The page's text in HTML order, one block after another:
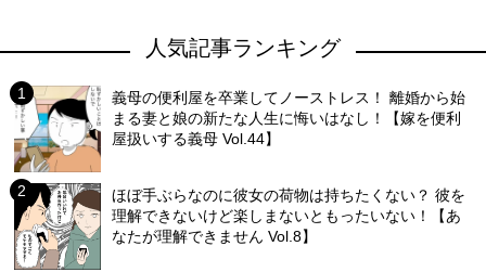
人気記事ランキング
義母の便利屋を卒業してノーストレス！ 離婚から始
まる妻と娘の新たな人生に悔いはなし！【嫁を便利
屋扱いする義母 Vol.44】
ほぼ手ぶらなのに彼女の荷物は持ちたくない？ 彼を
理解できないけど楽しまないともったいない！【あ
なたが理解できません Vol.8】